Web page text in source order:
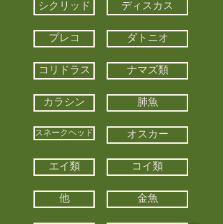
シクリッド ディスカス
プレコ ダトニオ
コリドラス ナマズ類
カラシン 肺魚
スネークヘッド オスカー
エイ類 コイ類
他 金魚